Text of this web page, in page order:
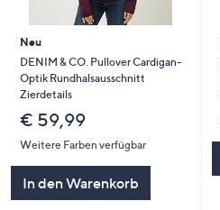
Neu
DENIM & CO. Pullover Cardigan-
Optik Rundhalsausschnitt
Zierdetails
€ 59,99
Weitere Farben verfügbar
In den Warenkorb